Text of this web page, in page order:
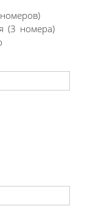
(3 номера)